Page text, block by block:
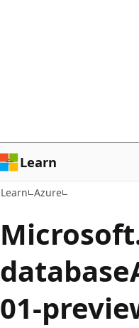
Learn
Learn Azure
01-